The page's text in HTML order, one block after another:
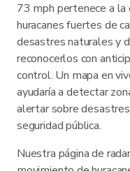
73 mph pertenece a la
huracanes fuertes de
desastres naturales y
reconocerlos con
control. Un mapa en
ayudaría a detectar
alertar sobre
seguridad pública.
Nuestra página de